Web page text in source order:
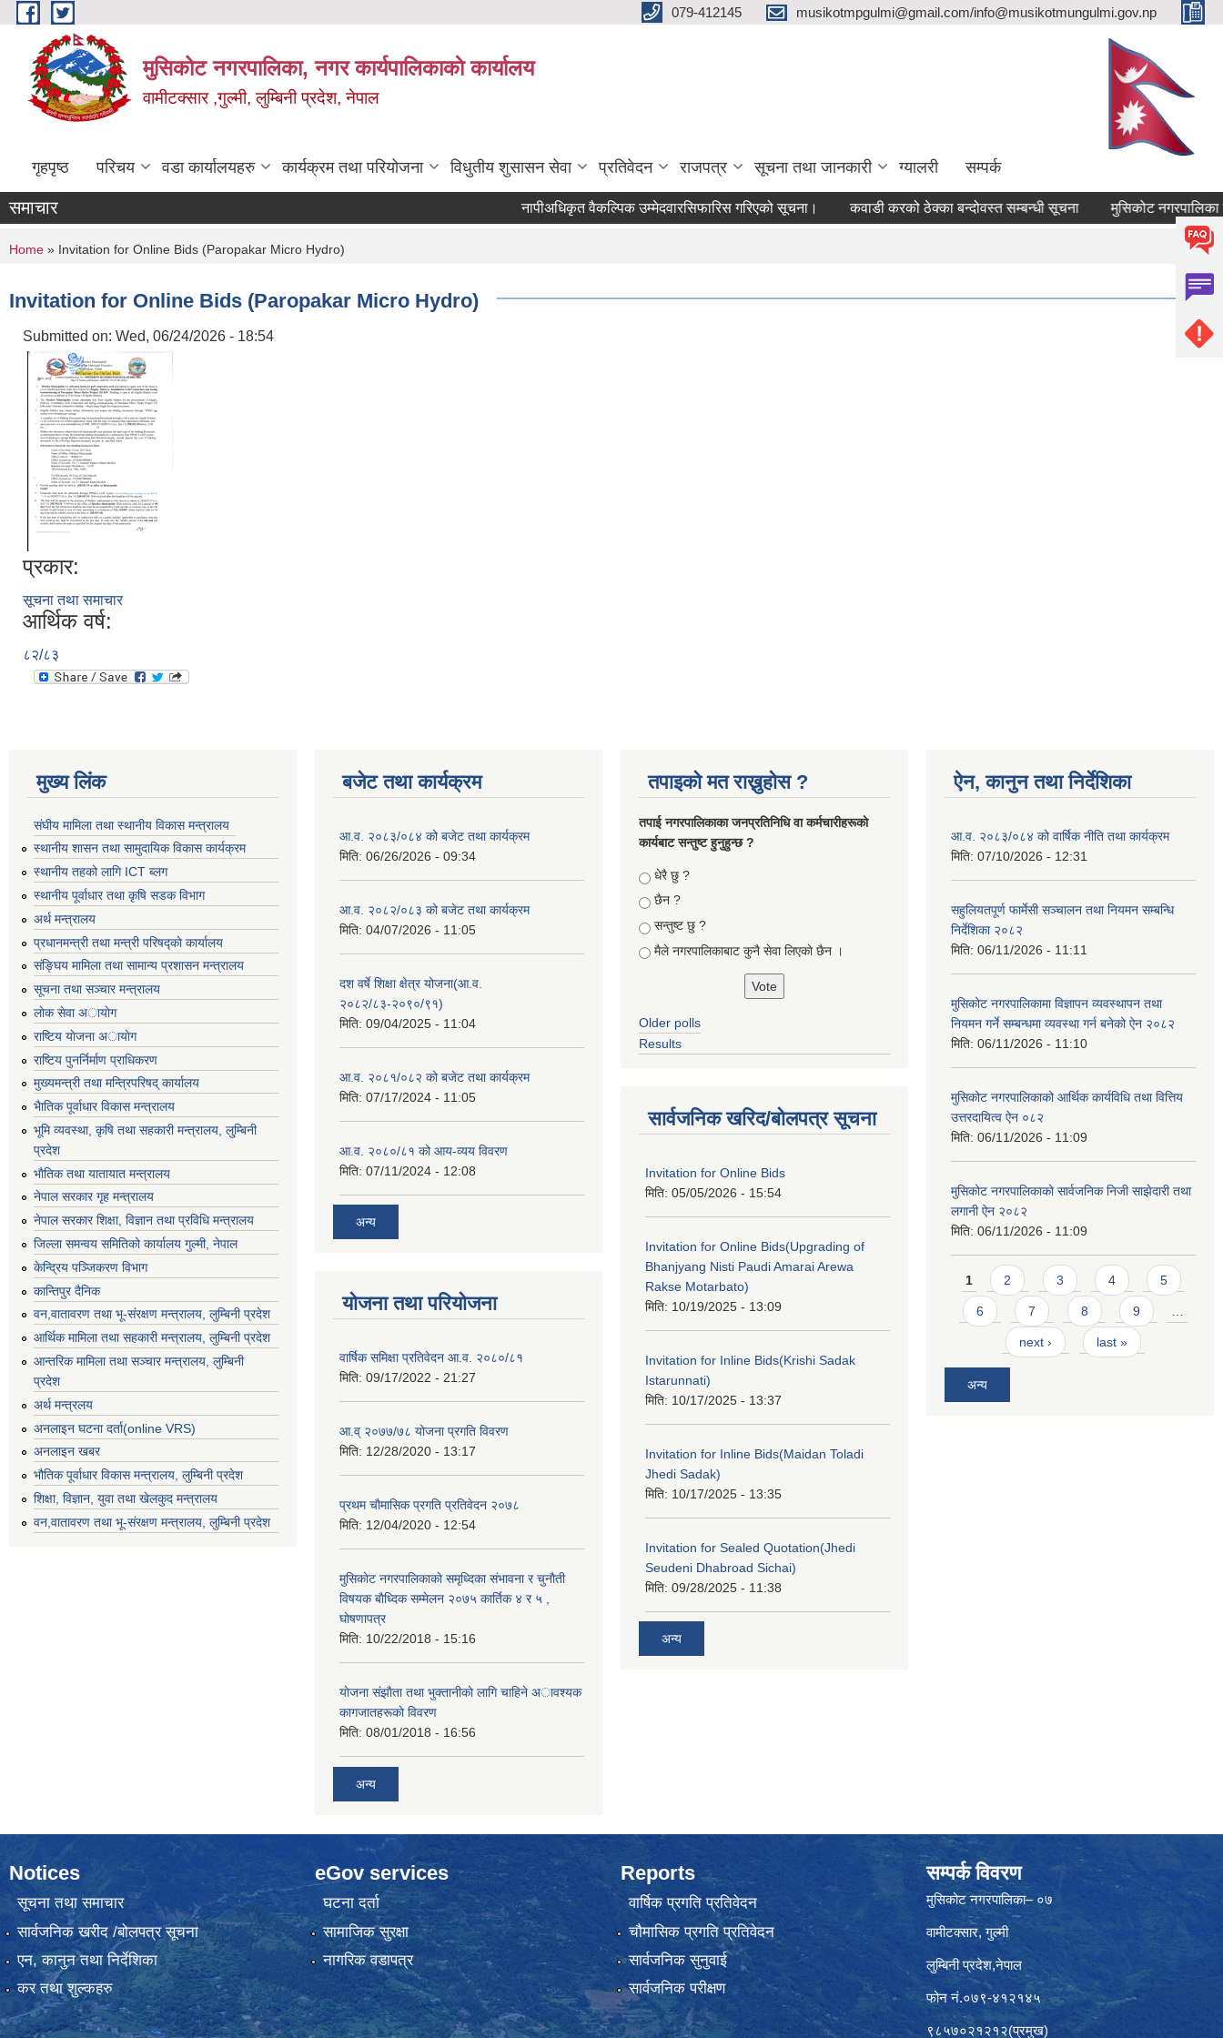
Skip to main content 079-412145 musikotmpgulmi@gmail.com/info@musikotmungulmi.gov.np
मुसिकोट नगरपालिका, नगर कार्यपालिकाकाे कार्यालय
वामीटक्सार ,गुल्मी, लुम्बिनी प्रदेश, नेपाल
गृहपृष्ठ परिचय वडा कार्यालयहरु कार्यक्रम तथा परियोजना विधुतीय शुसासन सेवा प्रतिवेदन राजपत्र सूचना तथा जानकारी ग्यालरी सम्पर्क
समाचार नापीअधिकृत वैकल्पिक उम्मेदवारसिफारिस गरिएको सूचना। कवाडी करको ठेक्का बन्दोवस्त सम्बन्धी सूचना मुसिकोट नगरपालिका
You are here
Home » Invitation for Online Bids (Paropakar Micro Hydro)
Invitation for Online Bids (Paropakar Micro Hydro)
Submitted on: Wed, 06/24/2026 - 18:54
प्रकार:
सूचना तथा समाचार
आर्थिक वर्ष:
८२/८३
मुख्य लिंक
संघीय मामिला तथा स्थानीय विकास मन्त्रालय
स्थानीय शासन तथा सामुदायिक विकास कार्यक्रम
स्थानीय तहको लागि ICT ब्लग
स्थानीय पूर्वाधार तथा कृषि सडक विभाग
अर्थ मन्त्रालय
प्रधानमन्त्री तथा मन्त्री परिषद्काे कार्यालय
संङ्घिय मामिला तथा सामान्य प्रशासन मन्त्रालय
सूचना तथा सञ्चार मन्त्रालय
लाेक सेवा अायाेग
राष्टिय याेजना अायाेग
राष्टिय पुनर्निर्माण प्राधिकरण
मुख्यमन्त्री तथा मन्त्रिपरिषद् कार्यालय
भैातिक पूर्वाधार विकास मन्त्रालय
भूमि व्यवस्था, कृषि तथा सहकारी मन्त्रालय, लु्म्बिनी
प्रदेश
भाैतिक तथा यातायात मन्त्रालय
नेपाल सरकार गृह मन्त्रालय
नेपाल सरकार शिक्षा, विज्ञान तथा प्रविधि मन्त्रालय
जिल्ला समन्वय समितिको कार्यालय गुल्मी, नेपाल
केन्द्रिय पञ्जिकरण विभाग
कान्तिपुर दैनिक
वन,वातावरण तथा भू-संरक्षण मन्त्रालय, लुम्बिनी प्रदेश
आर्थिक मामिला तथा सहकारी मन्त्रालय, लुम्बिनी प्रदेश
आन्तरिक मामिला तथा सञ्चार मन्त्रालय, लुम्बिनी
प्रदेश
अर्थ मन्त्रलय
अनलाइन घटना दर्ता(online VRS)
अनलाइन खबर
भौतिक पूर्वाधार विकास मन्त्रालय, लुम्बिनी प्रदेश
शिक्षा, विज्ञान, युवा तथा खेलकुद मन्‍‍त्रालय
वन,वातावरण तथा भू-संरक्षण मन्त्रालय, लुम्बिनी प्रदेश
बजेट तथा कार्यक्रम
आ.व. २०८३/०८४ को बजेट तथा कार्यक्रम
मिति: 06/26/2026 - 09:34
आ.व. २०८२/०८३ को बजेट तथा कार्यक्रम
मिति: 04/07/2026 - 11:05
दश वर्षे शिक्षा क्षेत्र योजना(आ.व.
२०८२/८३-२०९०/९१)
मिति: 09/04/2025 - 11:04
आ.व. २०८१/०८२ को बजेट तथा कार्यक्रम
मिति: 07/17/2024 - 11:05
आ.व. २०८०/८१ को आय-व्यय विवरण
मिति: 07/11/2024 - 12:08
अन्य
योजना तथा परियोजना
वार्षिक समिक्षा प्रतिवेदन आ.व. २०८०/८१
मिति: 09/17/2022 - 21:27
आ.व् २०७७/७८ योजना प्रगति विवरण
मिति: 12/28/2020 - 13:17
प्रथम चाैमासिक प्रगति प्रतिवेदन २०७८
मिति: 12/04/2020 - 12:54
मुसिकाेट नगरपालिकाकाे समृध्दिका संभावना र चुनाैती
विषयक बाैध्दिक सम्मेलन २०७५ कार्तिक ४ र ५ ,
घाेषणापत्र
मिति: 10/22/2018 - 15:16
याेजना संझाैता तथा भुक्तानीकाे लागि चाहिने अावश्यक
कागजातहरूकाे विवरण
मिति: 08/01/2018 - 16:56
अन्य
तपाइको मत राख्नुहोस ?
तपा‌ई नगरपालिकाका जनप्रतिनिधि वा कर्मचारीहरूकाे
कार्यबाट सन्तुष्ट हुनुहुन्छ ?
Choices
धेरै छु ?
छैन ?
सन्तुष्ट छु ?
मैले नगरपालिकाबाट कुनै सेवा लिएकाे छैन ।
Older polls
Results
सार्वजनिक खरिद/बोलपत्र सूचना
Invitation for Online Bids
मिति: 05/05/2026 - 15:54
Invitation for Online Bids(Upgrading of
Bhanjyang Nisti Paudi Amarai Arewa
Rakse Motarbato)
मिति: 10/19/2025 - 13:09
Invitation for Inline Bids(Krishi Sadak
Istarunnati)
मिति: 10/17/2025 - 13:37
Invitation for Inline Bids(Maidan Toladi
Jhedi Sadak)
मिति: 10/17/2025 - 13:35
Invitation for Sealed Quotation(Jhedi
Seudeni Dhabroad Sichai)
मिति: 09/28/2025 - 11:38
अन्य
ऐन, कानुन तथा निर्देशिका
आ.व. २०८३/०८४ को वार्षिक नीति तथा कार्यक्रम
मिति: 07/10/2026 - 12:31
सहुलियतपूर्ण फार्मेसी सञ्चालन तथा नियमन सम्बन्धि
निर्देशिका २०८२
मिति: 06/11/2026 - 11:11
मुसिकोट नगरपालिकामा विज्ञापन व्यवस्थापन तथा
नियमन गर्ने सम्बन्धमा व्यवस्था गर्न बनेको ऐन २०८२
मिति: 06/11/2026 - 11:10
मुसिकोट नगरपालिकाको आर्थिक कार्यविधि तथा वित्तिय
उत्तरदायित्व ऐन ०८२
मिति: 06/11/2026 - 11:09
मुसिकोट नगरपालिकाको सार्वजनिक निजी साझेदारी तथा
लगानी ऐन २०८२
मिति: 06/11/2026 - 11:09
Pages
1 2 3 4 5
6 7 8 9 …
next › last »
अन्य
Notices
सूचना तथा समाचार
सार्वजनिक खरीद /बोलपत्र सूचना
एन, कानुन तथा निर्देशिका
कर तथा शुल्कहरु
eGov services
घटना दर्ता
सामाजिक सुरक्षा
नागरिक वडापत्र
Reports
वार्षिक प्रगति प्रतिवेदन
चौमासिक प्रगति प्रतिवेदन
सार्वजनिक सुनुवाई
सार्वजनिक परीक्षण
सम्पर्क विवरण
मुसिकोट नगरपालिका– ०७
वामीटक्सार, गुल्मी
लुम्बिनी प्रदेश,नेपाल
फोन नं.०७९-४१२१४५
९८५७०२१२१२(प्रमुख)